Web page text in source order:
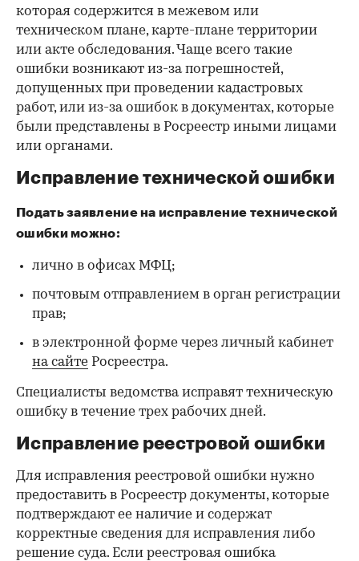
которая содержится в межевом или
техническом плане, карте-плане территории
или акте обследования. Чаще всего такие
ошибки возникают из-за погрешностей,
допущенных при проведении кадастровых
работ, или из-за ошибок в документах, которые
были представлены в Росреестр иными лицами
или органами.
Исправление технической ошибки
Подать заявление на исправление технической
ошибки можно:
лично в офисах МФЦ;
почтовым отправлением в орган регистрации
прав;
в электронной форме через личный кабинет
на сайте Росреестра.
Специалисты ведомства исправят техническую
ошибку в течение трех рабочих дней.
Исправление реестровой ошибки
Для исправления реестровой ошибки нужно
предоставить в Росреестр документы, которые
подтверждают ее наличие и содержат
корректные сведения для исправления либо
решение суда. Если реестровая ошибка